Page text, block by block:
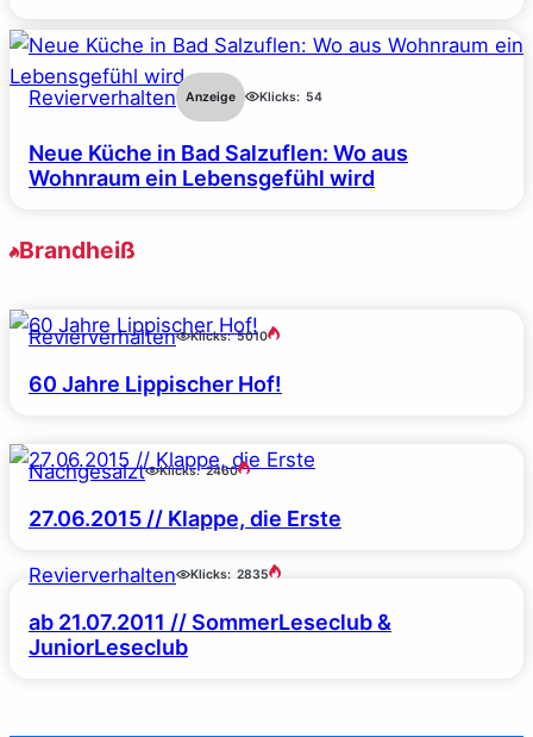
Revierverhalten Anzeige Klicks: 54
Neue Küche in Bad Salzuflen: Wo aus
Wohnraum ein Lebensgefühl wird
Brandheiß
Revierverhalten Klicks: 5010
60 Jahre Lippischer Hof!
Nachgesalzt Klicks: 2460
27.06.2015 // Klappe, die Erste
Revierverhalten Klicks: 2835
ab 21.07.2011 // SommerLeseclub &
JuniorLeseclub